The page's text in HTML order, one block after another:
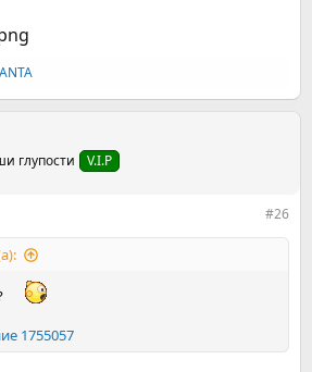
глупости V.I.P
#26
1755057